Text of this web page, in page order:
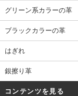
グリーン系カラーの革
ブラックカラーの革
はぎれ
銀擦り革
コンテンツを見る